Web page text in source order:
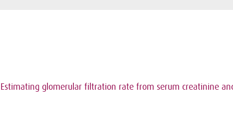
Estimating glomerular filtration rate from serum creatinine